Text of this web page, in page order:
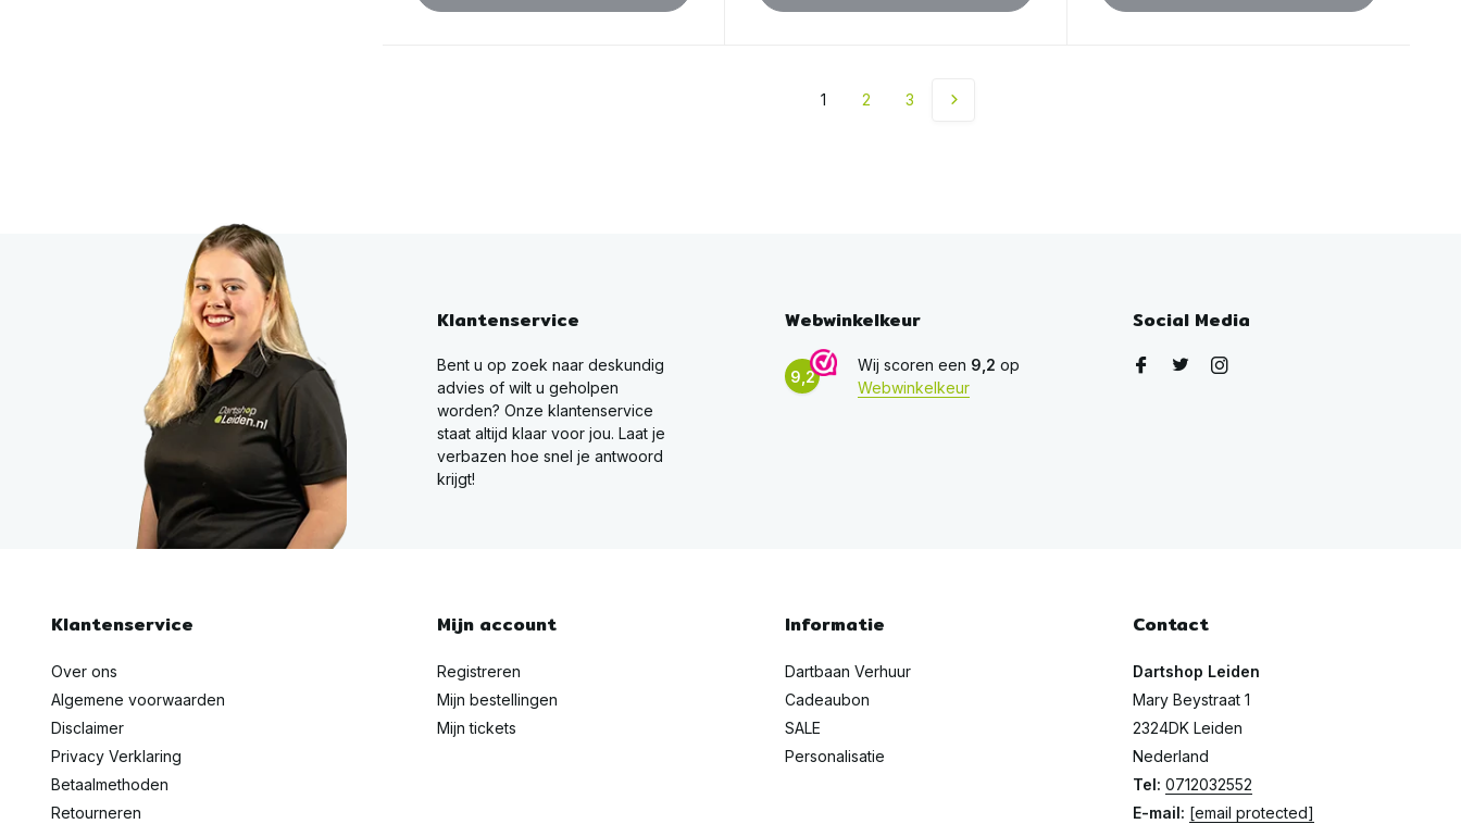
1 2 3
Klantenservice
Bent u op zoek naar deskundig
advies of wilt u geholpen
worden? Onze klantenservice
staat altijd klaar voor jou. Laat je
verbazen hoe snel je antwoord
krijgt!
Webwinkelkeur
9,2
Wij scoren een 9,2 op
Webwinkelkeur
Social Media
Klantenservice
Over ons
Algemene voorwaarden
Disclaimer
Privacy Verklaring
Betaalmethoden
Retourneren
Mijn account
Registreren
Mijn bestellingen
Mijn tickets
Informatie
Dartbaan Verhuur
Cadeaubon
SALE
Personalisatie
Contact
Dartshop Leiden
Mary Beystraat 1
2324DK Leiden
Nederland
Tel: 0712032552
E-mail: [email protected]